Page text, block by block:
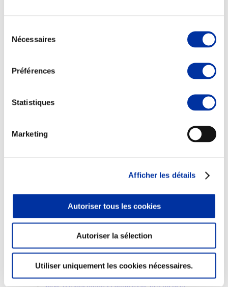
Nécessaires
Préférences
Statistiques
Marketing
Afficher les détails
Autoriser tous les cookies
Autoriser la sélection
Utiliser uniquement les cookies nécessaires.
Sécurité sanitaire
Viandes et santé
Juste rémunération et attractivité des métiers